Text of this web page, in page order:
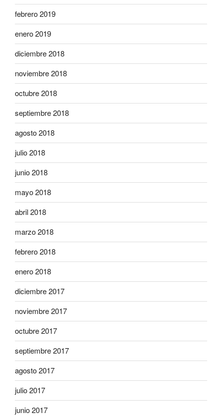
febrero 2019
enero 2019
diciembre 2018
noviembre 2018
octubre 2018
septiembre 2018
agosto 2018
julio 2018
junio 2018
mayo 2018
abril 2018
marzo 2018
febrero 2018
enero 2018
diciembre 2017
noviembre 2017
octubre 2017
septiembre 2017
agosto 2017
julio 2017
junio 2017